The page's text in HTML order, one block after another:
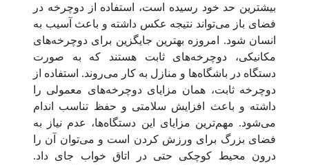
بیشترین حد خود رسیده است، استفاده از دوچرخه در
فضای باز می‌تواند نتیجه عکس داشته و باعث آسیب به
انسان شود. امروزه بهترین جایگزین برای دوچرخه‌های
مکانیکی، دوچرخه‌های ثابت هستند که به صورت
دستگاه در باشگاه‌ها و منازل به کار می‌روند. استفاده از
دوچرخه ثابت، همان مزایای دوچرخه‌های معمولی را
داشته و باعث افزایش سلامتی و حفظ تناسب اندام
می‌شود. مهم‌ترین مزایای این دستگاه‌ها، عدم نیاز به
فضای بزرگ برای ورزش کردن است و می‌توان آن را
درون محیط کوچکی حتی در اتاق خواب جای داد.